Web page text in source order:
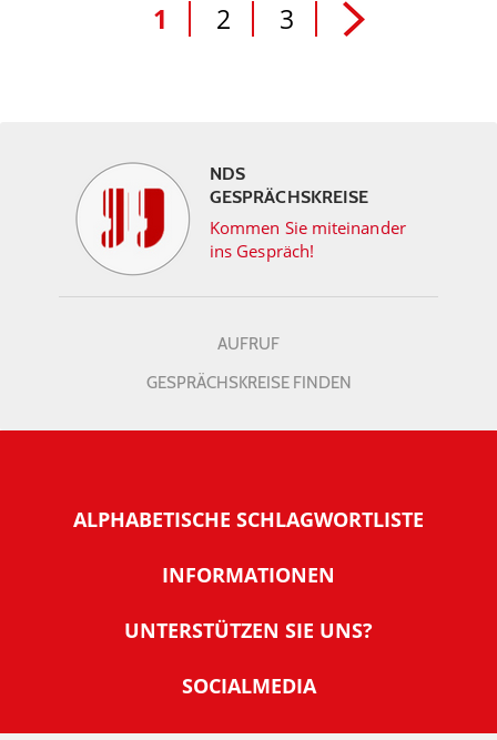
1 2 3
NDS
GESPRÄCHSKREISE
Kommen Sie miteinander
ins Gespräch!
AUFRUF
GESPRÄCHSKREISE FINDEN
ALPHABETISCHE SCHLAGWORTLISTE
INFORMATIONEN
Warum NachDenkSeiten
Tipps zur Nutzung der NachDenkSeiten
Banner und E-Mail-Signaturen
UNTERSTÜTZEN SIE UNS?
SOCIALMEDIA